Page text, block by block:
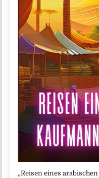
„Reisen eines